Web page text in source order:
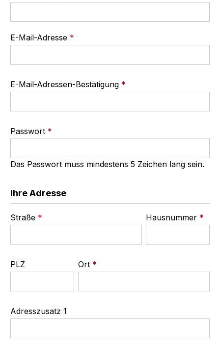
E-Mail-Adresse *
E-Mail-Adressen-Bestätigung *
Passwort *
Das Passwort muss mindestens 5 Zeichen lang sein.
Ihre Adresse
Straße * Hausnummer *
PLZ Ort *
Adresszusatz 1